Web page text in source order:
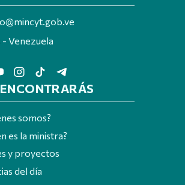
- Venezuela
somos?
es la ministra?
y proyectos
del día